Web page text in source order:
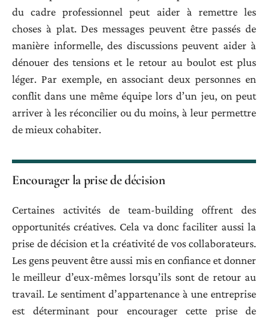
du cadre professionnel peut aider à remettre les
choses à plat. Des messages peuvent être passés de
manière informelle, des discussions peuvent aider à
dénouer des tensions et le retour au boulot est plus
léger. Par exemple, en associant deux personnes en
conflit dans une même équipe lors d’un jeu, on peut
arriver à les réconcilier ou du moins, à leur permettre
de mieux cohabiter.
Encourager la prise de décision
Certaines activités de team-building offrent des
opportunités créatives. Cela va donc faciliter aussi la
prise de décision et la créativité de vos collaborateurs.
Les gens peuvent être aussi mis en confiance et donner
le meilleur d’eux-mêmes lorsqu’ils sont de retour au
travail. Le sentiment d’appartenance à une entreprise
est déterminant pour encourager cette prise de